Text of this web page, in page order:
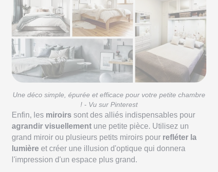
Une déco simple, épurée et efficace pour votre petite chambre
! - Vu sur Pinterest
Enfin, les miroirs sont des alliés indispensables pour
agrandir visuellement une petite pièce. Utilisez un
grand miroir ou plusieurs petits miroirs pour refléter la
lumière et créer une illusion d'optique qui donnera
l'impression d'un espace plus grand.